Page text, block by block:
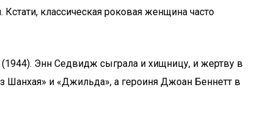
классическая роковая женщина часто
Энн Седвидж сыграла и хищницу, и жертву в
и «Джильда», а героиня Джоан Беннетт в